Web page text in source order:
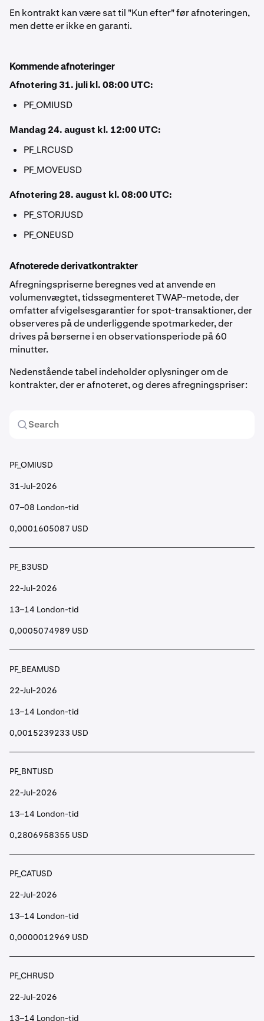
En kontrakt kan være sat til "Kun efter" før afnoteringen,
men dette er ikke en garanti.
Kommende afnoteringer
Afnotering 31. juli kl. 08:00 UTC:
PF_OMIUSD
Mandag 24. august kl. 12:00 UTC:
PF_LRCUSD
PF_MOVEUSD
Afnotering 28. august kl. 08:00 UTC:
PF_STORJUSD
PF_ONEUSD
Afnoterede derivatkontrakter
Afregningspriserne beregnes ved at anvende en
volumenvægtet, tidssegmenteret TWAP-metode, der
omfatter afvigelsesgarantier for spot-transaktioner, der
observeres på de underliggende spotmarkeder, der
drives på børserne i en observationsperiode på 60
minutter.
Nedenstående tabel indeholder oplysninger om de
kontrakter, der er afnoteret, og deres afregningspriser:
PF_OMIUSD
31-Jul-2026
07–08 London-tid
0,0001605087 USD
PF_B3USD
22-Jul-2026
13–14 London-tid
0,0005074989 USD
PF_BEAMUSD
22-Jul-2026
13–14 London-tid
0,0015239233 USD
PF_BNTUSD
22-Jul-2026
13–14 London-tid
0,2806958355 USD
PF_CATUSD
22-Jul-2026
13–14 London-tid
0,0000012969 USD
PF_CHRUSD
22-Jul-2026
13–14 London-tid